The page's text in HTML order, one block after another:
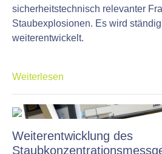
sicherheitstechnisch relevanter
Staubexplosionen. Es wird
weiterentwickelt.
Weiterlesen
Weiterentwicklung des